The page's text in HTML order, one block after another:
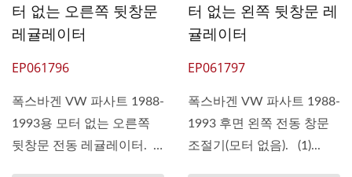
터 없는 오른쪽 뒷창문
레귤레이터
EP061796
폭스바겐 VW 파사트 1988-
1993용 모터 없는 오른쪽
뒷창문 전동 레귤레이터.
터 없는 왼쪽 뒷창문 레
귤레이터
EP061797
폭스바겐 VW 파사트 1988-
1993 후면 왼쪽 전동 창문
조절기(모터 없음). (1)...